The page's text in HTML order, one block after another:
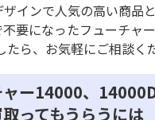
インで人気の高い商品
要になったフューチャ
たら、お気軽にご相談く
ー14000、
ってもうらうには